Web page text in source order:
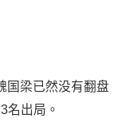
国 梁已然没有翻盘
名出局。